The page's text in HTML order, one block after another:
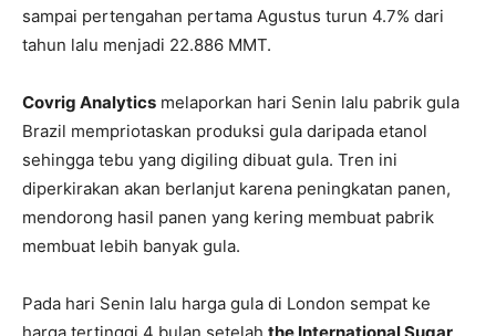
sampai pertengahan pertama Agustus turun 4.7% dari
tahun lalu menjadi 22.886 MMT.
Covrig Analytics melaporkan hari Senin lalu pabrik gula
Brazil mempriotaskan produksi gula daripada etanol
sehingga tebu yang digiling dibuat gula. Tren ini
diperkirakan akan berlanjut karena peningkatan panen,
mendorong hasil panen yang kering membuat pabrik
membuat lebih banyak gula.
Pada hari Senin lalu harga gula di London sempat ke
harga tertinggi 4 bulan setelah the International Sugar